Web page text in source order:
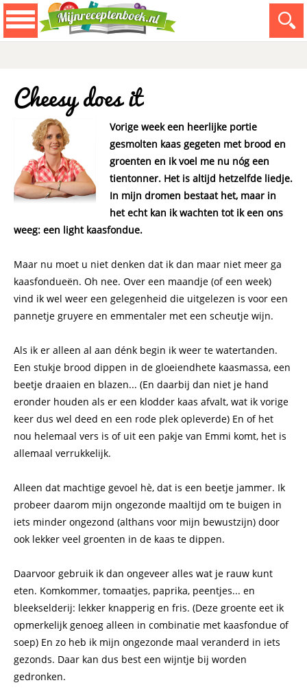
Cheesy does it
Vorige week een heerlijke portie
gesmolten kaas gegeten met brood en
groenten en ik voel me nu nóg een
tientonner. Het is altijd hetzelfde liedje.
In mijn dromen bestaat het, maar in
het echt kan ik wachten tot ik een ons
weeg: een light kaasfondue.
Maar nu moet u niet denken dat ik dan maar niet meer ga
kaasfondueën. Oh nee. Over een maandje (of een week)
vind ik wel weer een gelegenheid die uitgelezen is voor een
pannetje gruyere en emmentaler met een scheutje wijn.
Als ik er alleen al aan dénk begin ik weer te watertanden.
Een stukje brood dippen in de gloeiendhete kaasmassa, een
beetje draaien en blazen... (En daarbij dan niet je hand
eronder houden als er een klodder kaas afvalt, wat ik vorige
keer dus wel deed en een rode plek opleverde) En of het
nou helemaal vers is of uit een pakje van Emmi komt, het is
allemaal verrukkelijk.
Alleen dat machtige gevoel hè, dat is een beetje jammer. Ik
probeer daarom mijn ongezonde maaltijd om te buigen in
iets minder ongezond (althans voor mijn bewustzijn) door
ook lekker veel groenten in de kaas te dippen.
Daarvoor gebruik ik dan ongeveer alles wat je rauw kunt
eten. Komkommer, tomaatjes, paprika, peentjes... en
bleekselderij: lekker knapperig en fris. (Deze groente eet ik
opmerkelijk genoeg alleen in combinatie met kaasfondue of
soep) En zo heb ik mijn ongezonde maal veranderd in iets
gezonds. Daar kan dus best een wijntje bij worden
gedronken.